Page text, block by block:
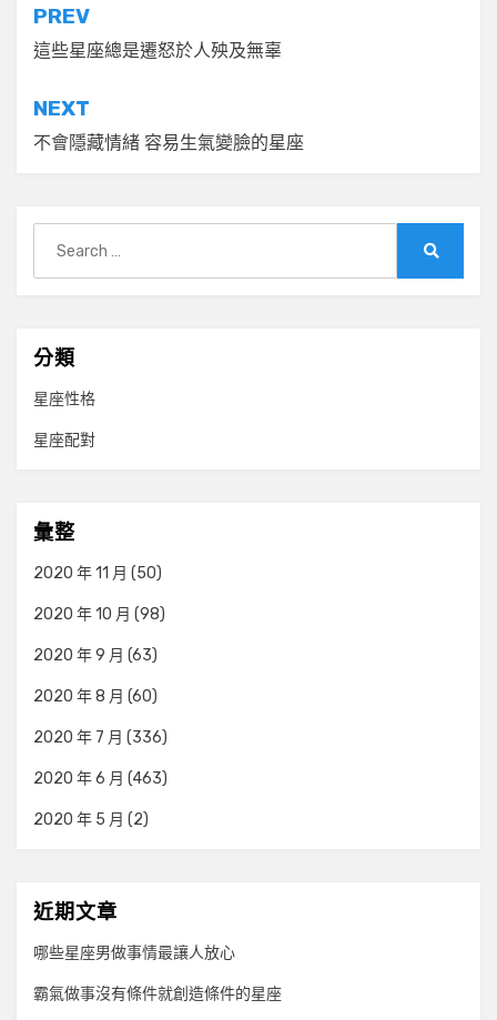
文
章
導
覽
PREV
這些星座總是遷怒於人殃及無辜
NEXT
不會隱藏情緒 容易生氣變臉的星座
for:
分類
星座性格
星座配對
彙整
2020 年 11 月 (50)
2020 年 10 月 (98)
2020 年 9 月 (63)
2020 年 8 月 (60)
2020 年 7 月 (336)
2020 年 6 月 (463)
2020 年 5 月 (2)
近期文章
哪些星座男做事情最讓人放心
霸氣做事沒有條件就創造條件的星座